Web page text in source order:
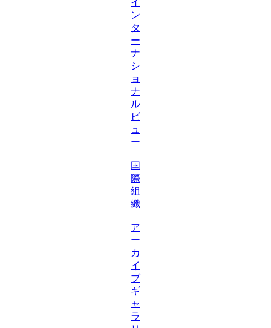
ン
タ
ー
ナ
シ
ョ
ナ
ル
ビ
ュ
ー
国
際
組
織
ア
ー
カ
イ
ブ
ギ
ャ
ラ